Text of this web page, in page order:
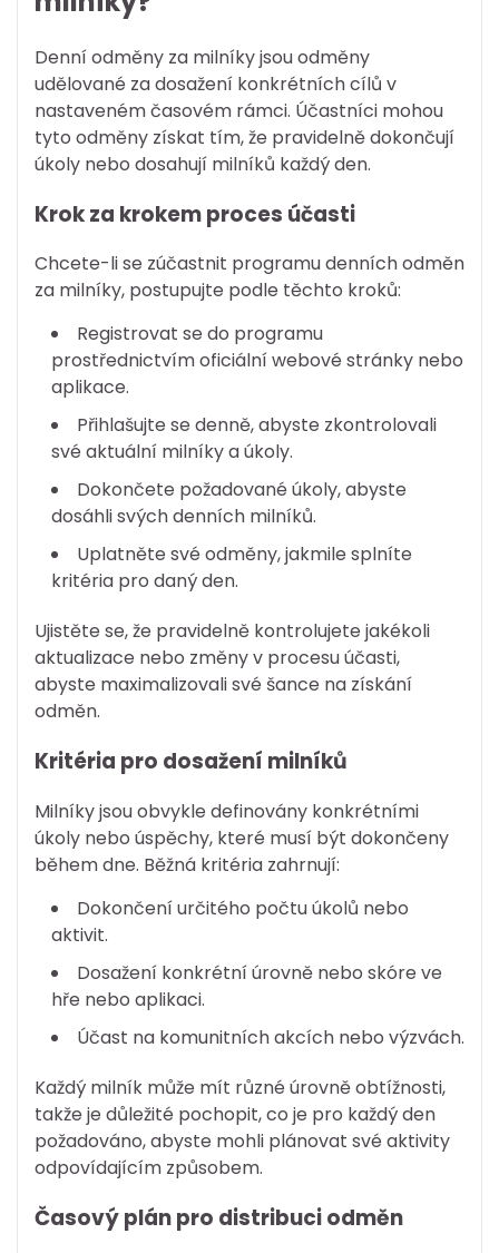
Denní odměny za milníky jsou odměny
udělované za dosažení konkrétních cílů v
nastaveném časovém rámci. Účastníci mohou
tyto odměny získat tím, že pravidelně dokončují
úkoly nebo dosahují milníků každý den.
Krok za krokem proces účasti
Chcete-li se zúčastnit programu denních odměn
za milníky, postupujte podle těchto kroků:
Registrovat se do programu
prostřednictvím oficiální webové stránky nebo
aplikace.
Přihlašujte se denně, abyste zkontrolovali
své aktuální milníky a úkoly.
Dokončete požadované úkoly, abyste
dosáhli svých denních milníků.
Uplatněte své odměny, jakmile splníte
kritéria pro daný den.
Ujistěte se, že pravidelně kontrolujete jakékoli
aktualizace nebo změny v procesu účasti,
abyste maximalizovali své šance na získání
odměn.
Kritéria pro dosažení milníků
Milníky jsou obvykle definovány konkrétními
úkoly nebo úspěchy, které musí být dokončeny
během dne. Běžná kritéria zahrnují:
Dokončení určitého počtu úkolů nebo
aktivit.
Dosažení konkrétní úrovně nebo skóre ve
hře nebo aplikaci.
Účast na komunitních akcích nebo výzvách.
Každý milník může mít různé úrovně obtížnosti,
takže je důležité pochopit, co je pro každý den
požadováno, abyste mohli plánovat své aktivity
odpovídajícím způsobem.
Časový plán pro distribuci odměn